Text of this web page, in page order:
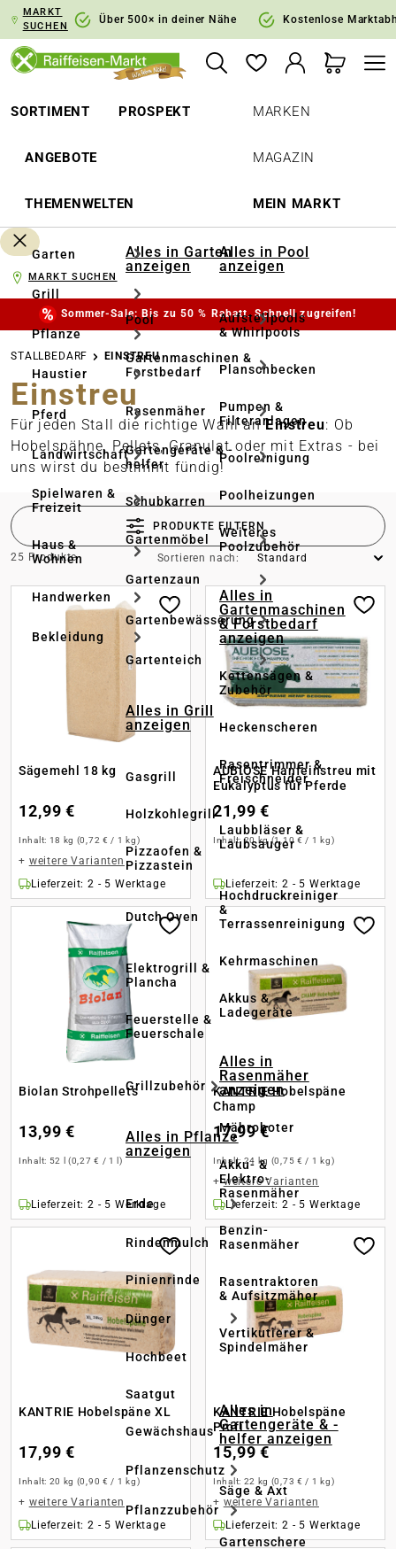
Zur Hauptnavigation springen
MARKT
SUCHEN
Über 500× in deiner Nähe Kostenlose
SORTIMENT PROSPEKT
ANGEBOTE
THEMENWELTEN
MARKEN
MAGAZIN
MEIN MARKT
Garten
Grill
Pflanze
Haustier
Pferd
Landwirtschaft
Spielwaren &
Freizeit
Haus &
Wohnen
Handwerken
Bekleidung
Alles in Garten
anzeigen
Pool
Gartenmaschinen &
Forstbedarf
Rasenmäher
Gartengeräte & -
helfer
Schubkarren
Gartenmöbel
Gartenzaun
Gartenbewässerung
Gartenteich
Alles in Grill
anzeigen
Gasgrill
Holzkohlegrill
Pizzaofen &
Pizzastein
Dutch Oven
Elektrogrill &
Plancha
Feuerstelle &
Feuerschale
Grillzubehör
Alles in Pflanze
anzeigen
Erde
Rindenmulch
Pinienrinde
Dünger
Hochbeet
Saatgut
Gewächshaus
Pflanzenschutz
Pflanzzubehör
Alles in Pool
anzeigen
Aufstellpools
& Whirlpools
Planschbecken
Pumpen &
Filteranlagen
Poolreinigung
Poolheizungen
Weiteres
Poolzubehör
Alles in
Gartenmaschinen
& Forstbedarf
anzeigen
Kettensägen &
Zubehör
Heckenscheren
Rasentrimmer &
Freischneider
Laubbläser &
Laubsauger
Hochdruckreiniger
&
Terrassenreinigung
Kehrmaschinen
Akkus &
Ladegeräte
Alles in
Rasenmäher
anzeigen
Mähroboter
Akku- &
Elektro-
Rasenmäher
Benzin-
Rasenmäher
Rasentraktoren
& Aufsitzmäher
Vertikutierer &
Spindelmäher
Alles in
Gartengeräte & -
helfer anzeigen
Säge & Axt
Gartenschere
MARKT SUCHEN
Sommer-Sale: Bis zu 50 % Rabatt. Schnell zugreifen!
STALLBEDARF EINSTREU
Einstreu
Für jeden Stall die richtige Wahl anEinstreu: Ob
Hobelspähne, Pellets, Granulat oder mit Extras - bei
uns wirst du bestimmt fündig!
PRODUKTE FILTERN
25 Produkte Sortieren nach:
Sägemehl 18 kg
12,99 €
Inhalt: 18 kg (0,72 € / 1 kg)
+ weitere Varianten
Lieferzeit: 2 - 5 Werktage
AUBIOSE Hanfeinstreu mit
Eukalyptus für Pferde
21,99 €
Inhalt:20 kg(1,10 € / 1 kg)
Lieferzeit: 2 - 5 Werktage
Biolan Strohpellets
13,99 €
Inhalt: 52 l(0,27 € / 1 l)
Lieferzeit: 2 - 5 Werktage
KANTRIE Hobelspäne
Champ
17,99 €
Inhalt:24 kg (0,75 € / 1 kg)
+weitere Varianten
Lieferzeit: 2 - 5 Werktage
KANTRIE Hobelspäne XL
17,99 €
Inhalt: 20 kg (0,90 € / 1 kg)
+ weitere Varianten
Lieferzeit: 2 - 5 Werktage
KANTRIE Hobelspäne
Profi
15,99 €
Inhalt: 22 kg (0,73 € / 1 kg)
+ weitere Varianten
Lieferzeit: 2 - 5 Werktage